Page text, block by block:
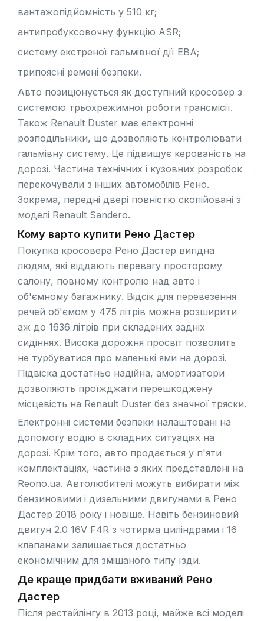
вантажопідйомність у 510 кг;
антипробуксовочну функцію ASR;
систему екстреної гальмівної дії EBA;
трипоясні ремені безпеки.
Авто позиціонується як доступний кросовер з
системою трьохрежимної роботи трансмісії.
Також Renault Duster має електронні
розподільники, що дозволяють контролювати
гальмівну систему. Це підвищує керованість на
дорозі. Частина технічних і кузовних розробок
перекочували з інших автомобілів Рено.
Зокрема, передні двері повністю скопійовані з
моделі Renault Sandero.
Кому варто купити Рено Дастер
Покупка кросовера Рено Дастер вигідна
людям, які віддають перевагу просторому
салону, повному контролю над авто і
об'ємному багажнику. Відсік для перевезення
речей об'ємом у 475 літрів можна розширити
аж до 1636 літрів при складених задніх
сидіннях. Висока дорожня просвіт позволить
не турбуватися про маленькі ями на дорозі.
Підвіска достатньо надійна, амортизатори
дозволяють проїжджати перешкоджену
місцевість на Renault Duster без значної тряски.
Електронні системи безпеки налаштовані на
допомогу водію в складних ситуаціях на
дорозі. Крім того, авто продається у п'яти
комплектаціях, частина з яких представлені на
Reono.ua. Автолюбителі можуть вибирати між
бензиновими і дизельними двигунами в Рено
Дастер 2018 року і новіше. Навіть бензиновий
двигун 2.0 16V F4R з чотирма циліндрами і 16
клапанами залишається достатньо
економічним для змішаного типу їзди.
Де краще придбати вживаний Рено
Дастер
Після рестайлінгу в 2013 році, майже всі моделі